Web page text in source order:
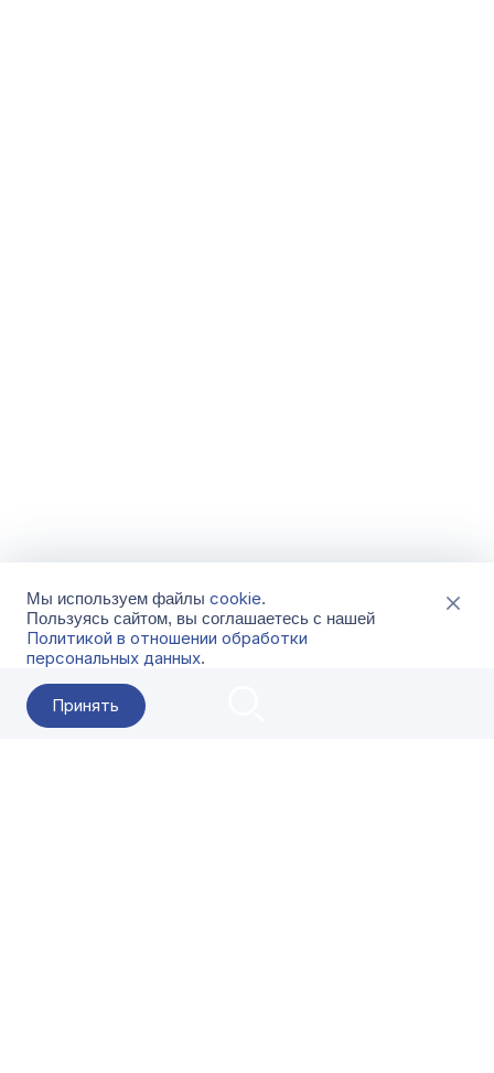
Мы используем файлы cookie.
Пользуясь сайтом, вы соглашаетесь с нашей
Политикой в отношении обработки
персональных данных.
Принять